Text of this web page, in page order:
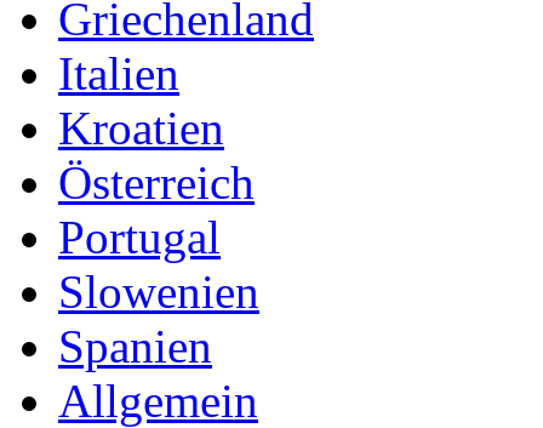
Griechenland
Italien
Kroatien
Österreich
Portugal
Slowenien
Spanien
Allgemein